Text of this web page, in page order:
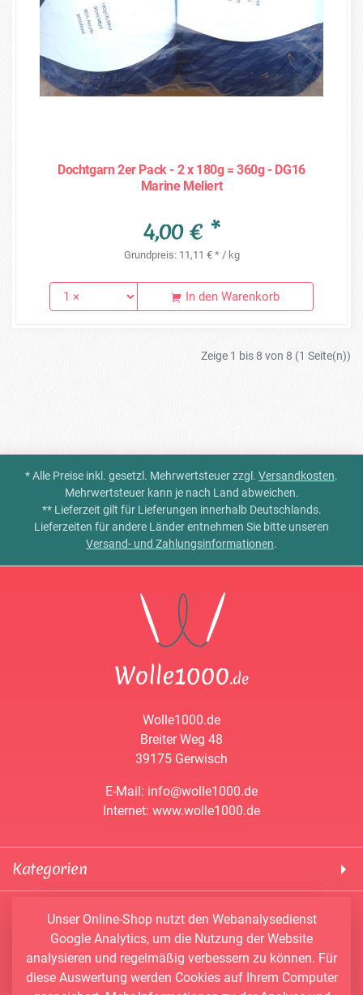
Dochtgarn 2er Pack - 2 x 180g = 360g - DG16
Marine Meliert
4,00 € *
Grundpreis: 11,11 € * / kg
In den Warenkorb
Zeige 1 bis 8 von 8 (1 Seite(n))
* Alle Preise inkl. gesetzl. Mehrwertsteuer zzgl. Versandkosten.
Mehrwertsteuer kann je nach Land abweichen.
** Lieferzeit gilt für Lieferungen innerhalb Deutschlands.
Lieferzeiten für andere Länder entnehmen Sie bitte unseren
Versand- und Zahlungsinformationen.
Wolle1000.de
Breiter Weg 48
39175 Gerwisch
E-Mail: info@wolle1000.de
Internet: www.wolle1000.de
Kategorien
ALIZE Yarns
Bobbel
Bobbiny
Service & Informationen
Konto
Newsletter
Kontakt
Vertrag widerrufen
Unser Online-Shop nutzt den Webanalysedienst
Google Analytics, um die Nutzung der Website
analysieren und regelmäßig verbessern zu können. Für
diese Auswertung werden Cookies auf Ihrem Computer